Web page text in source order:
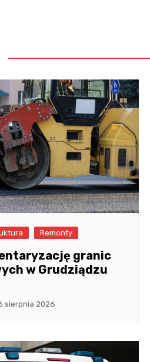
Remonty
granic
w Grudziądzu
sierpnia 2026